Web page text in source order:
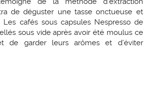
de déguster une tasse onctueuse et
Les cafés sous capsules Nespresso de
sous vide après avoir été moulus ce
de garder leurs arômes et d’éviter